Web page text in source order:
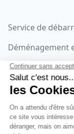
Service de
Déménagement
Location de
Notre histoire
Notre instagram